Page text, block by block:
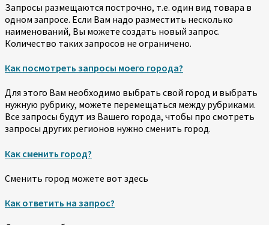
Запросы размещаются построчно, т.е. один вид товара в
одном запросе. Если Вам надо разместить несколько
наименований, Вы можете создать новый запрос.
Количество таких запросов не ограничено.
Как посмотреть запросы моего города?
Для этого Вам необходимо выбрать свой город и выбрать
нужную рубрику, можете перемещаться между рубриками.
Все запросы будут из Вашего города, чтобы про смотреть
запросы других регионов нужно сменить город.
Как сменить город?
Сменить город можете вот здесь
Как ответить на запрос?